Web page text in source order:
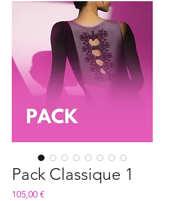
Pack Classique 1
105,00 €